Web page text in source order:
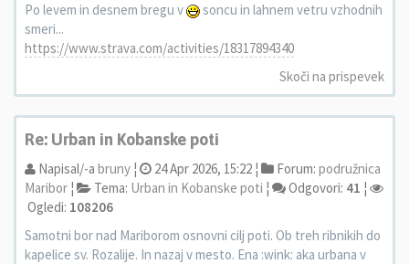
Po levem in desnem bregu v
soncu in lahnem vetru vzhodnih
smeri...
https://www.strava.com/activities/18317894340
Skoči na prispevek
Re: Urban in Kobanske poti
Napisal/-a bruny ¦ 24 Apr 2026, 15:22 ¦ Forum: podružnica
Maribor ¦ Tema: Urban in Kobanske poti ¦ Odgovori: 41 ¦
Ogledi: 108206
Samotni bor nad Mariborom osnovni cilj poti. Ob treh ribnikih do
kapelice sv. Rozalije. In nazaj v mesto. Ena :wink: aka urbana v